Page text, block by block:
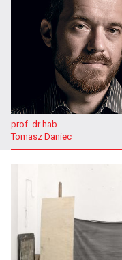
Misja i
Konkurs
Kompas
Dni
Wystawa
Opis
Program
Plany
Dyplomy
Zapisy
prof. dr hab.
Tomasz Daniec